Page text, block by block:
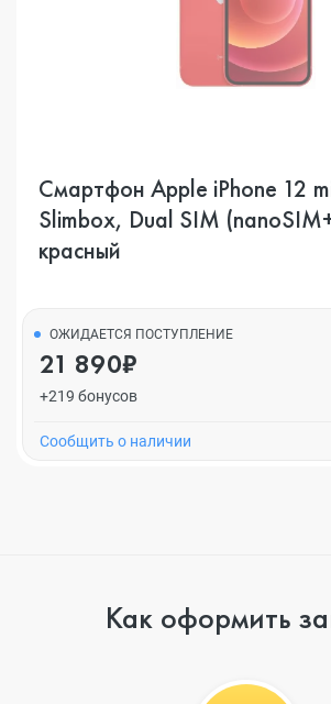
Смартфон Apple iPhone 12
Slimbox, Dual SIM
красный
ОЖИДАЕТСЯ ПОСТУПЛЕНИЕ
21 890₽
+219 бонусов
Cообщить о наличии
Как оформить